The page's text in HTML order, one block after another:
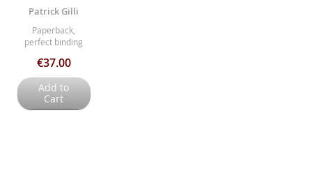
Patrick Gilli
Paperback,
perfect binding
€37.00
Add to
Cart